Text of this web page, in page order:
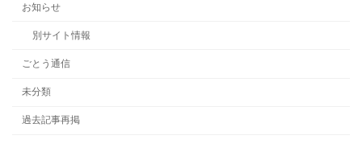
お知らせ
別サイト情報
ごとう通信
未分類
過去記事再掲